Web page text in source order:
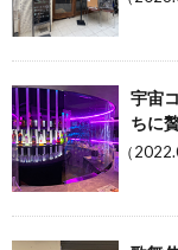
宇宙
ちに
（